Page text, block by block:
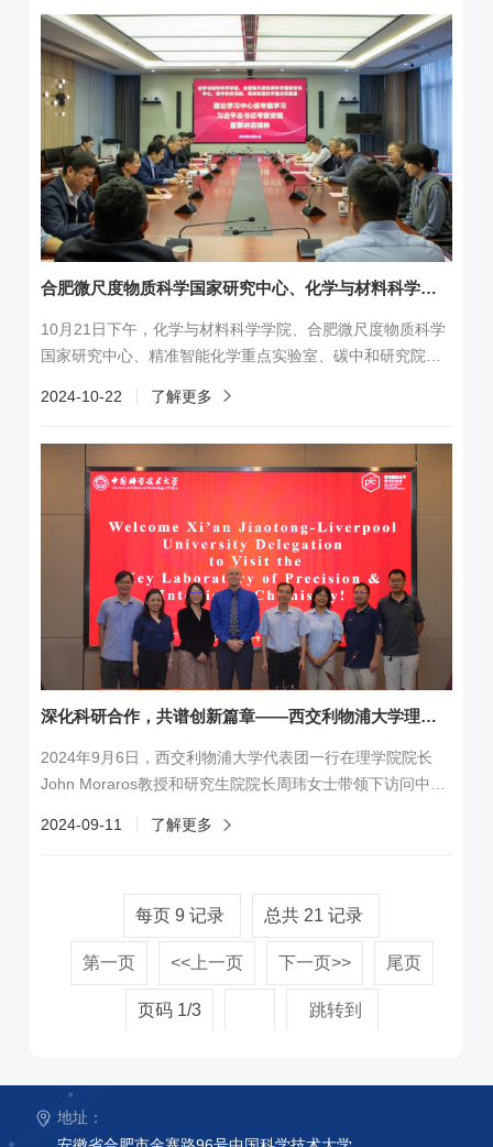
100余位催化领域专家学者齐聚一堂，围绕催化科学基础研究
的前沿动态和关键基础问题展开深入研讨。中国科学技术大
学副校长傅尧教授在致辞中代表学校...
合肥微尺度物质科学国家研究中心、化学与材料科学学院、精准智能化学重点实...
10月21日下午，化学与材料科学学院、合肥微尺度物质科学
国家研究中心、精准智能化学重点实验室、碳中和研究院联
考察安徽重要讲话精神。化学与材料科学学院党委书记闫立
会议，精准智能化学重点实验室主任李震宇、碳中和研究院
副院长季恒星及各单位理论学习中心组成员参加会议。闫立
峰同志首先传达学习习近平总书记考察安...
2024-10-22 了解更多
深化科研合作，共谱创新篇章——西交利物浦大学理学院访问中国科学技术大学精...
2024年9月6日，西交利物浦大学代表团一行在理学院院长
John Moraros教授和研究生院院长周玮女士带领下访问中国
理学院的王水花博士和丁理峰博士。精准智能化学重点实验
议。李震宇教授代表实验室全体师生对西交利物浦大学代表
团的到来表示热烈欢迎，并指出两校在多个学...
2024-09-11 了解更多
每页9 记录 总共 21 记录
第一页 <<上一页 下一页>> 尾页
页码 1/3 跳转到
地址：